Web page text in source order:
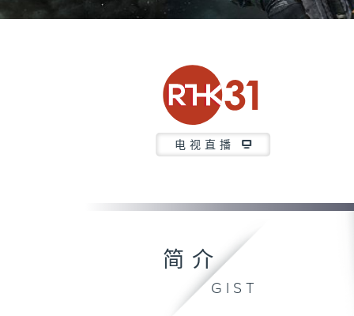
电视直播
简介
GIST